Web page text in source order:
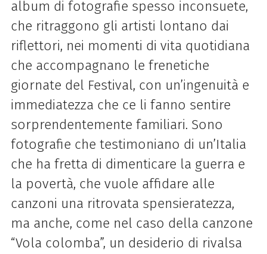
album di fotografie spesso inconsuete,
che ritraggono gli artisti lontano dai
riflettori, nei momenti di vita quotidiana
che accompagnano le frenetiche
giornate del Festival, con un’ingenuità e
immediatezza che ce li fanno sentire
sorprendentemente familiari. Sono
fotografie che testimoniano di un’Italia
che ha fretta di dimenticare la guerra e
la povertà, che vuole affidare alle
canzoni una ritrovata spensieratezza,
ma anche, come nel caso della canzone
“Vola colomba”, un desiderio di rivalsa